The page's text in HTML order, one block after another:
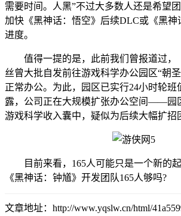
需要时间。人黑”不过大多数人还是希望
加快《黑神话：悟空》后续DLC或《黑神
进度。
值得一提的是，此前我们曾报道过，
丝曾大批自发前往游戏科学办公园区“朝
正常办公。为此，园区已实行24小时轮班
露，公司正在大规模扩张办公空间——园
游戏科学收入囊中，疑似为后续大幅扩招
目前来看，165人可能只是一个新的
《黑神话：钟馗》开发团队165人够吗?
文章地址：http://www.yqslw.cn/html/